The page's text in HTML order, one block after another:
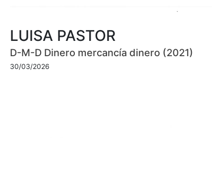
LUISA PASTOR
D-M-D Dinero mercancía dinero (2021)
30/03/2026